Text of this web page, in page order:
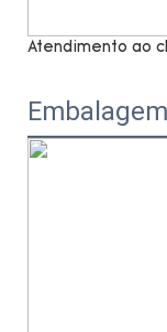
Atendimento ao